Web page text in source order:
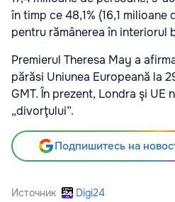
în timp ce 48,1% (16,1
pentru rămânerea în interiorul
Premierul Theresa May a
părăsi Uniunea Europeană la
GMT. În prezent, Londra şi UE
„divorţului”.
Подпишитесь на
Источник Digi24